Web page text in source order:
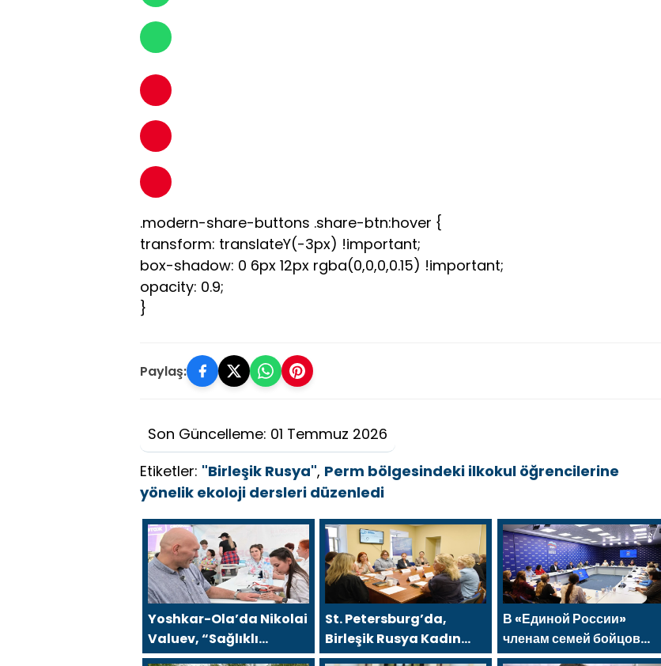
.modern-share-buttons .share-btn:hover {
transform: translateY(-3px) !important;
box-shadow: 0 6px 12px rgba(0,0,0,0.15) !important;
opacity: 0.9;
}
Paylaş:
Son Güncelleme: 01 Temmuz 2026
Etiketler: "Birleşik Rusya", Perm bölgesindeki ilkokul öğrencilerine
yönelik ekoloji dersleri düzenledi
Yoshkar-Ola’da Nikolai
Valuev, “Sağlıklı
Cumhuriyet” projesiyle
St. Petersburg’da,
Birleşik Rusya Kadın
Hareketi, şehir
В «Единой России»
членам семей бойцов
СВО рассказали о новых